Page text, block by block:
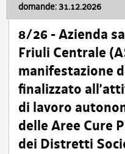
domande: 31.12.2026
8/26 - Azienda
Friuli Centrale
manifestazione
finalizzato
di lavoro
delle Aree Cure
dei Distretti